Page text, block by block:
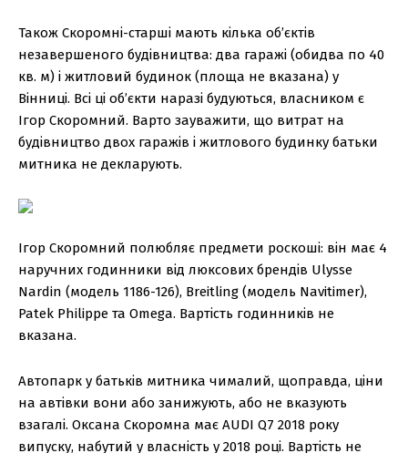
Також Скоромні-старші мають кілька об’єктів
незавершеного будівництва: два гаражі (обидва по 40
кв. м) і житловий будинок (площа не вказана) у
Вінниці. Всі ці обʼєкти наразі будуються, власником є
Ігор Скоромний. Варто зауважити, що витрат на
будівництво двох гаражів і житлового будинку батьки
митника не декларують.
Ігор Скоромний полюбляє предмети роскоші: він має 4
наручних годинники від люксових брендів Ulysse
Nardin (модель 1186-126), Breitling (модель Navitimer),
Patek Philippe та Omega. Вартість годинників не
вказана.
Автопарк у батьків митника чималий, щоправда, ціни
на автівки вони або занижують, або не вказують
взагалі. Оксана Скоромна має AUDI Q7 2018 року
випуску, набутий у власність у 2018 році. Вартість не